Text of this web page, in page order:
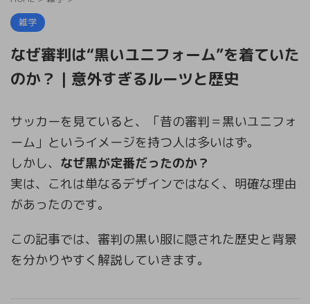
雑学
なぜ審判は“黒いユニフォーム”を着ていた
のか？｜意外すぎるルーツと歴史
サッカーを見ていると、「昔の審判＝黒いユニフォ
ーム」というイメージを持つ人は多いはず。
しかし、 なぜ黒が定番だったのか？
実は、これは単なるデザインではなく、明確な理由
があったのです。
この記事では、審判の黒い服に隠された歴史と背景
を分かりやすく解説していきます。